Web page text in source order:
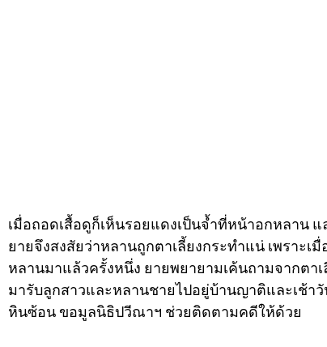
เมื่อถอดเสื้อดูก็เห็นรอยแดงเป็นจ้ำที่หน้าอกหลาน
ยายจึงสงสัยว่าหลานถูกตาเลี้ยงกระทำแน่ เพราะเ
หลานมาแล้วครั้งหนึ่ง ยายพยายามเค้นถามจากตา
มารับลูกสาวและหลานชายไปอยู่บ้านญาติและเช้าวั
หินซ้อน ขอมูลนิธิปวีณาฯ ช่วยติดตามคดีให้ด้วย